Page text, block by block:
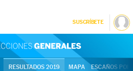
SUSCRÍBETE
RESULTADOS 2019 MAPA ESCAÑOS